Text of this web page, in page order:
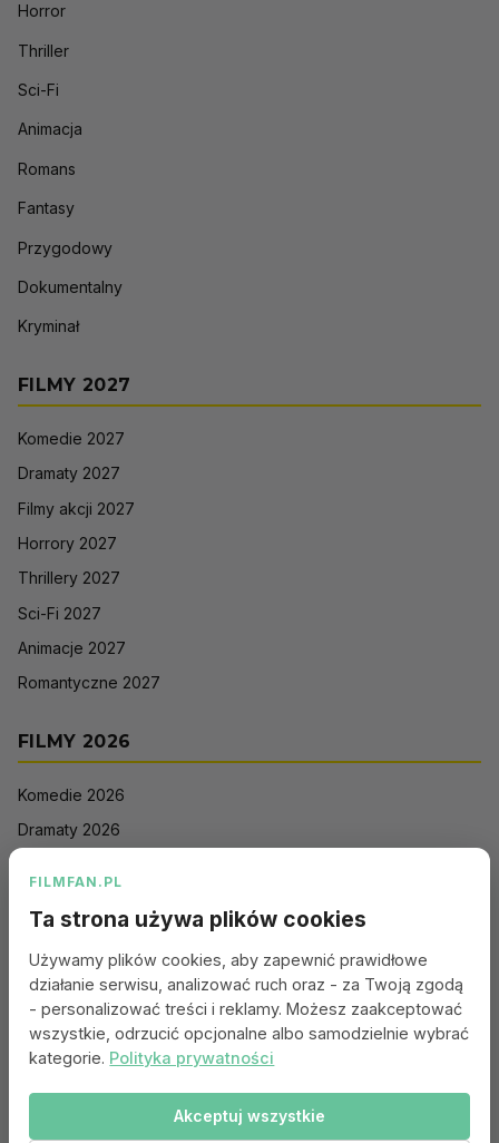
Horror
Thriller
Sci-Fi
Animacja
Romans
Fantasy
Przygodowy
Dokumentalny
Kryminał
FILMY 2027
Komedie 2027
Dramaty 2027
Filmy akcji 2027
Horrory 2027
Thrillery 2027
Sci-Fi 2027
Animacje 2027
Romantyczne 2027
FILMY 2026
Komedie 2026
Dramaty 2026
Sci-Fi 2026
Animacje 2026
Romantyczne 2026
Portal:
FILMFAN.PL
Ta strona używa plików cookies
Używamy plików cookies, aby zapewnić prawidłowe
działanie serwisu, analizować ruch oraz - za Twoją zgodą
- personalizować treści i reklamy. Możesz zaakceptować
wszystkie, odrzucić opcjonalne albo samodzielnie wybrać
kategorie. Polityka prywatności
Akceptuj wszystkie